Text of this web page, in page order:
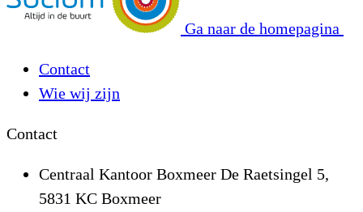
Ga naar de homepagina
Contact
Wie wij zijn
Contact
Centraal Kantoor Boxmeer De Raetsingel 5,
5831 KC Boxmeer